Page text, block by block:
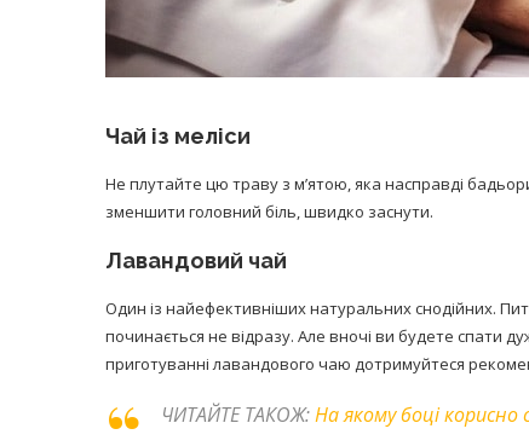
Чай із меліси
Не плутайте цю траву з м’ятою, яка насправді
зменшити головний біль, швидко заснути.
Лавандовий чай
Один із найефективніших натуральних снодійних.
починається не відразу. Але вночі ви будете спати
приготуванні лавандового чаю дотримуйтеся
ЧИТАЙТЕ ТАКОЖ:На якому боці корисно